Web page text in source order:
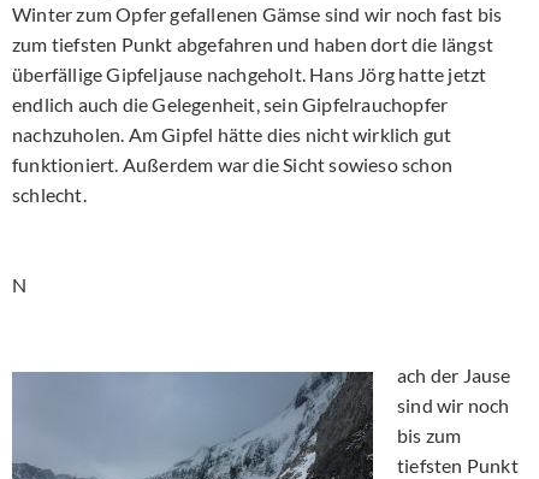
Winter zum Opfer gefallenen Gämse sind wir noch fast bis
zum tiefsten Punkt abgefahren und haben dort die längst
überfällige Gipfeljause nachgeholt. Hans Jörg hatte jetzt
endlich auch die Gelegenheit, sein Gipfelrauchopfer
nachzuholen. Am Gipfel hätte dies nicht wirklich gut
funktioniert. Außerdem war die Sicht sowieso schon
schlecht.
N
ach der Jause
sind wir noch
bis zum
tiefsten Punkt